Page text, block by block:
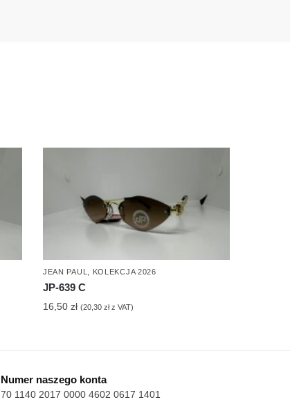
JEAN PAUL, KOLEKCJA 2026
JP-639 C
16,50 zł (20,30 złz VAT)
Numer naszego konta
70 1140 2017 0000 4602 0617 1401